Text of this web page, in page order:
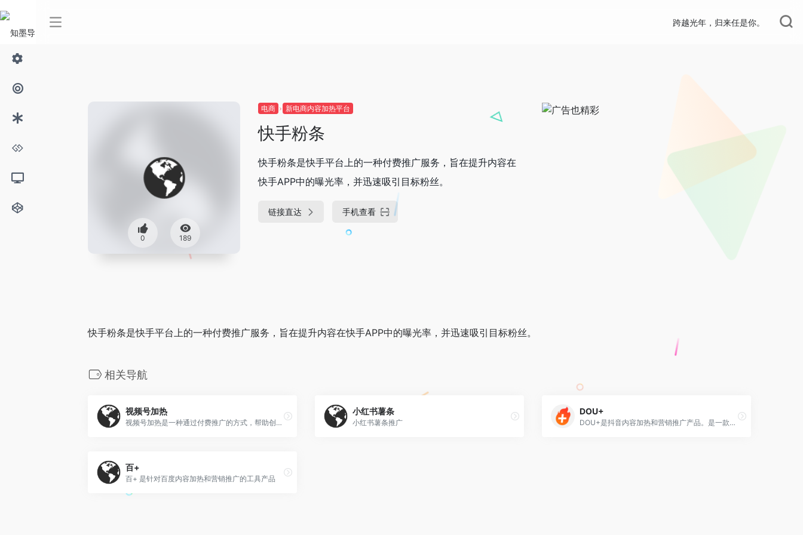
跨越光年，归来任是你。
0 189
电商 新电商内容加热平台
快手粉条
快手粉条是快手平台上的一种付费推广服务，旨在提升内容在
快手APP中的曝光率，并迅速吸引目标粉丝。
链接直达 手机查看
快手粉条是快手平台上的一种付费推广服务，旨在提升内容在快手APP中的曝光率，并迅速吸引目标粉丝。
相关导航
视频号加热
‌视频号加热‌是一种通过付费推广的方式，帮助创作者提升视频或直播间的曝光度和互动率。具体来说，视频号加热是通过微信视频号平台提供的加热工具，帮助作者将内容推荐给更多感兴趣的用户，从而增加视频的曝光、关注、粉丝和评论。‌
小红书薯条
小红书薯条推广
DOU+
DOU+是抖音内容加热和营销推广产品。是一款美好创作的助推器、商家经营的加速器。
百+
百+ 是针对百度内容加热和营销推广的工具产品